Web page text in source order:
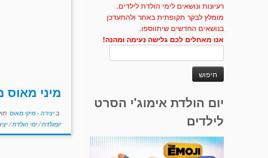
רעיונות ונושאים לימי הולדת לילדים.
מומלץ לבקר תקופתית באתר ולהתעדכן
בנושאים החדשים שיתווספו.
אנו מאחלים לכם גלישה נעימה ומהנה!
יום הולדת אימוג'י הסרט
לילדים
מיני מאוס
ביצירה - מיקי מאוס
יומולדת/ימי הולדת/